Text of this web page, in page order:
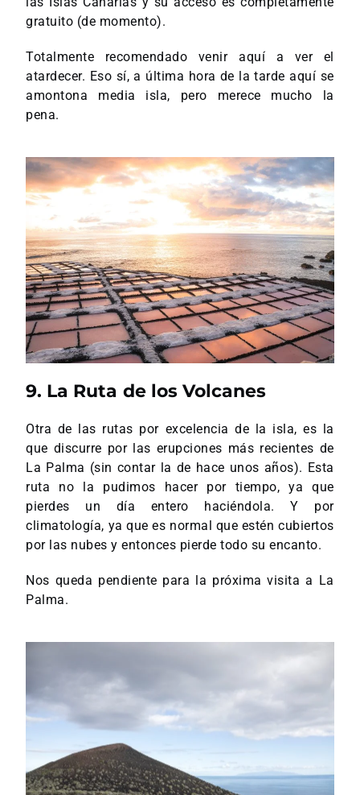
gratuito (de momento).
Totalmente recomendado venir aquí a ver el
atardecer. Eso sí, a última hora de la tarde aquí se
amontona media isla, pero merece mucho la
pena.
9. La Ruta de los Volcanes
Otra de las rutas por excelencia de la isla, es la
que discurre por las erupciones más recientes de
La Palma (sin contar la de hace unos años). Esta
ruta no la pudimos hacer por tiempo, ya que
pierdes un día entero haciéndola. Y por
climatología, ya que es normal que estén cubiertos
por las nubes y entonces pierde todo su encanto.
Nos queda pendiente para la próxima visita a La
Palma.